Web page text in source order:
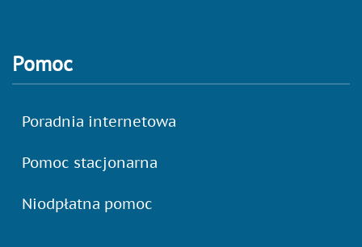
Pomoc
Poradnia internetowa
Pomoc stacjonarna
Niodpłatna pomoc